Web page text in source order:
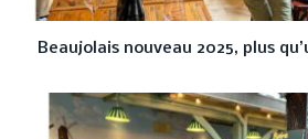
Beaujolais nouveau 2025, plus